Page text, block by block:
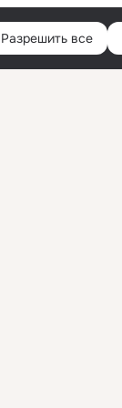
Войти
Разрешить все